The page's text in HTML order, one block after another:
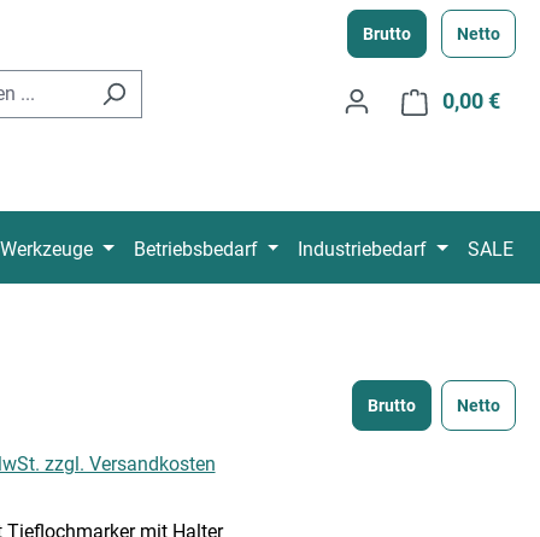
Brutto Netto
0,00 €
Werkzeuge Betriebsbedarf Industriebedarf SALE
Brutto Netto
zzgl. Versandkosten
mit Halter